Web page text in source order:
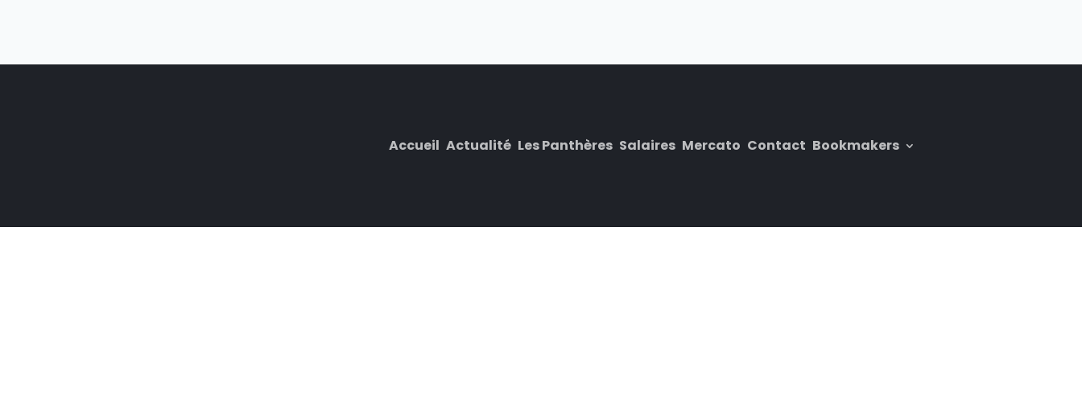
Accueil Actualité Les Panthères Salaires Mercato Contact Bookmakers